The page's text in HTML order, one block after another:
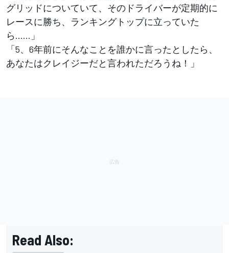
グリッドについていて、そのドライバーが定期的に
レースに勝ち、ランキングトップに立っていた
ら……」
「5、6年前にそんなことを誰かに言ったとしたら、
あなたはクレイジーだと言われただろうね！」
Read Also: